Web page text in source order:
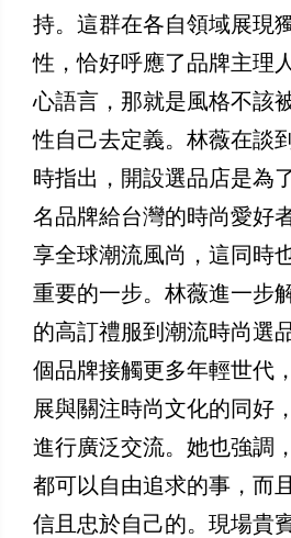
持。這群在各自領域展現
性，恰好呼應了品牌主理
心語言，那就是風格不該
性自己去定義。林薇在談
時指出，開設選品店是為
名品牌給台灣的時尚愛好
享全球潮流風尚，這同時
重要的一步。林薇進一步
的高訂禮服到潮流時尚選
個品牌接觸更多年輕世代
展與關注時尚文化的同好
進行廣泛交流。她也強調
都可以自由追求的事，而
信且忠於自己的。現場貴